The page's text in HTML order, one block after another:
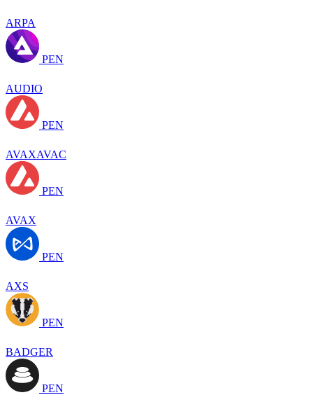
ARPA
PEN
AUDIO
PEN
AVAXAVAC
PEN
AVAX
PEN
AXS
PEN
BADGER
PEN